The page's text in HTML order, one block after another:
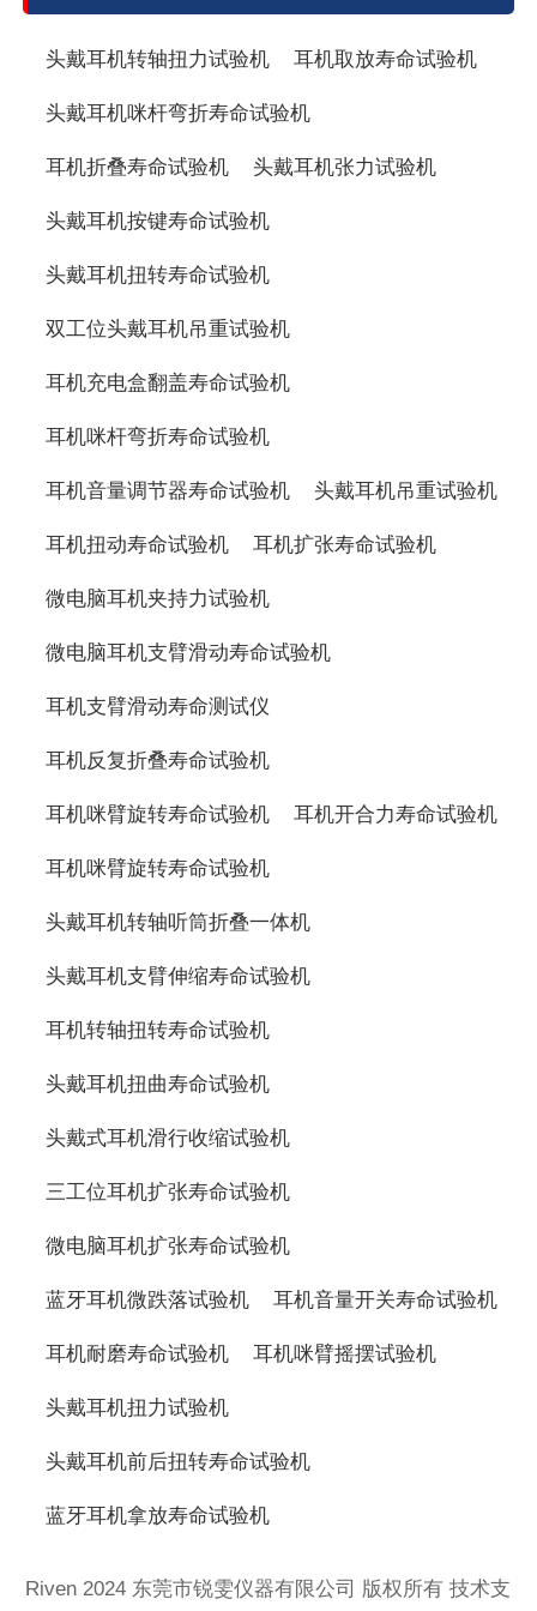
头戴耳机转轴扭力试验机 耳机取放寿命试验机
头戴耳机咪杆弯折寿命试验机
耳机折叠寿命试验机 头戴耳机张力试验机
头戴耳机按键寿命试验机
头戴耳机扭转寿命试验机
双工位头戴耳机吊重试验机
耳机充电盒翻盖寿命试验机
耳机咪杆弯折寿命试验机
耳机音量调节器寿命试验机 头戴耳机吊重试验机
耳机扭动寿命试验机 耳机扩张寿命试验机
微电脑耳机夹持力试验机
微电脑耳机支臂滑动寿命试验机
耳机支臂滑动寿命测试仪
耳机反复折叠寿命试验机
耳机咪臂旋转寿命试验机 耳机开合力寿命试验机
耳机咪臂旋转寿命试验机
头戴耳机转轴听筒折叠一体机
头戴耳机支臂伸缩寿命试验机
耳机转轴扭转寿命试验机
头戴耳机扭曲寿命试验机
头戴式耳机滑行收缩试验机
三工位耳机扩张寿命试验机
微电脑耳机扩张寿命试验机
蓝牙耳机微跌落试验机 耳机音量开关寿命试验机
耳机耐磨寿命试验机 耳机咪臂摇摆试验机
头戴耳机扭力试验机
头戴耳机前后扭转寿命试验机
蓝牙耳机拿放寿命试验机
Riven 2024 东莞市锐雯仪器有限公司 版权所有 技术支